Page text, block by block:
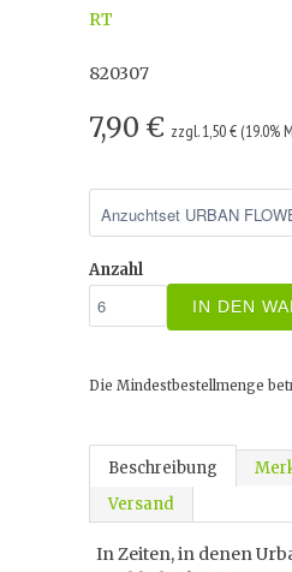
RT
820307
7,90 € zzgl. 1,50 € (19.0%
Anzahl
IN DEN
Die Mindestbestellmenge
Beschreibung
Versand
In Zeiten, in denen